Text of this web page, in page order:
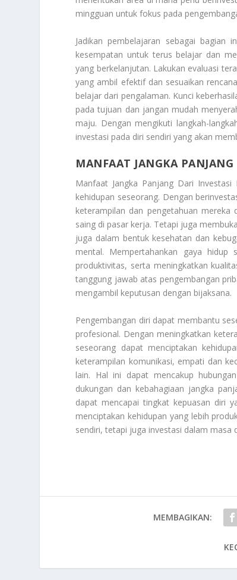
mingguan untuk fokus pada
Jadikan pembelajaran sebagai
kesempatan untuk terus belajar dan
yang berkelanjutan. Lakukan evaluasi
yang ambil efektif dan sesuaikan
belajar dari pengalaman. Kunci
pada tujuan dan jangan mudah
maju. Dengan mengikuti langkah-
investasi pada diri sendiri yang akan
MANFAAT JANGKA
Manfaat Jangka Panjang Dari Investasi
kehidupan seseorang. Dengan
keterampilan dan pengetahuan mereka
saing di pasar kerja. Tetapi juga
juga dalam bentuk kesehatan dan
mental. Mempertahankan gaya hidup
produktivitas, serta meningkatkan
tanggung jawab atas pengembangan
mengambil keputusan dengan bijaksana.
Pengembangan diri dapat membantu
profesional. Dengan meningkatkan
seseorang dapat menciptakan
keterampilan komunikasi, empati dan
lain. Hal ini dapat mencakup
dukungan dan kebahagiaan jangka
dapat mencapai tingkat kepuasan diri
menciptakan kehidupan yang lebih
sendiri, tetapi juga investasi dalam masa
MEMBAGIKAN: